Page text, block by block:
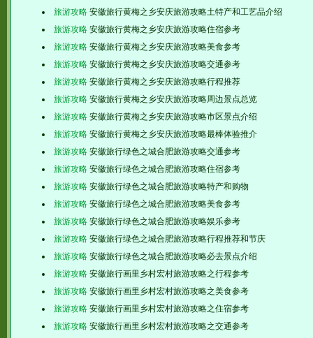
旅游攻略 安徽旅行黄梅之乡安庆旅游攻略土特产和工艺品介绍
旅游攻略 安徽旅行黄梅之乡安庆旅游攻略住宿参考
旅游攻略 安徽旅行黄梅之乡安庆旅游攻略美食参考
旅游攻略 安徽旅行黄梅之乡安庆旅游攻略交通参考
旅游攻略 安徽旅行黄梅之乡安庆旅游攻略行程推荐
旅游攻略 安徽旅行黄梅之乡安庆旅游攻略周边景点总览
旅游攻略 安徽旅行黄梅之乡安庆旅游攻略市区景点介绍
旅游攻略 安徽旅行黄梅之乡安庆旅游攻略最棒体验推介
旅游攻略 安徽旅行绿色之城合肥旅游攻略交通参考
旅游攻略 安徽旅行绿色之城合肥旅游攻略住宿参考
旅游攻略 安徽旅行绿色之城合肥旅游攻略特产和购物
旅游攻略 安徽旅行绿色之城合肥旅游攻略美食参考
旅游攻略 安徽旅行绿色之城合肥旅游攻略娱乐参考
旅游攻略 安徽旅行绿色之城合肥旅游攻略行程推荐和节庆
旅游攻略 安徽旅行绿色之城合肥旅游攻略必去景点介绍
旅游攻略 安徽旅行画里乡村宏村旅游攻略之行程参考
旅游攻略 安徽旅行画里乡村宏村旅游攻略之美食参考
旅游攻略 安徽旅行画里乡村宏村旅游攻略之住宿参考
旅游攻略 安徽旅行画里乡村宏村旅游攻略之交通参考